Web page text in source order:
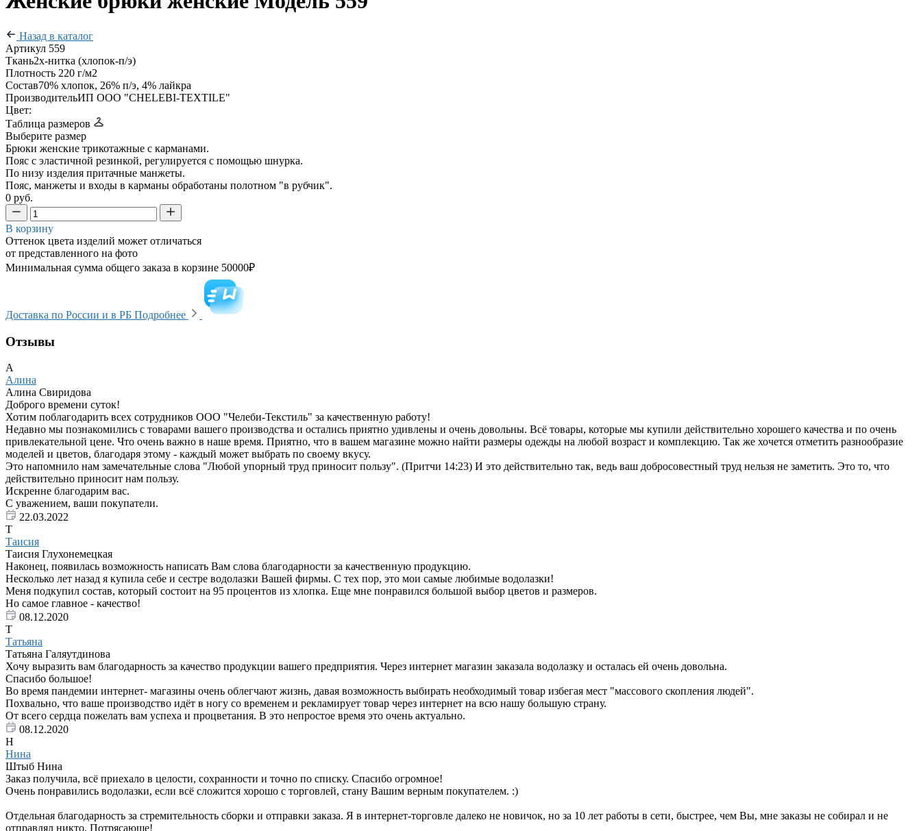
Назад в каталог
Артикул 559
Ткань2х-нитка (хлопок-п/э)
Плотность 220 г/м2
Состав70% хлопок, 26% п/э, 4% лайкра
ПроизводительИП ООО "CHELEBI-TEXTILE"
Цвет:
Таблица размеров
Выберите размер
Брюки женские трикотажные с карманами.
Пояс с эластичной резинкой, регулируется с помощью шнурка.
По низу изделия притачные манжеты.
Пояс, манжеты и входы в карманы обработаны полотном "в рубчик".
0 руб.
В корзину
Оттенок цвета изделий может отличаться
от представленного на фото
Минимальная сумма общего заказа в корзине 50000₽
Доставка по России и в РБ Подробнее
Отзывы
А
Алина
Алина Свиридова
Доброго времени суток!
Хотим поблагодарить всех сотрудников ООО "Челеби-Текстиль" за качественную работу!
Недавно мы познакомились с товарами вашего производства и остались приятно удивлены и очень довольны. Всё товары, которые мы купили действительно хорошего качества и по очень
привлекательной цене. Что очень важно в наше время. Приятно, что в вашем магазине можно найти размеры одежды на любой возраст и комплекцию. Так же хочется отметить разнообразие
моделей и цветов, благодаря этому - каждый может выбрать по своему вкусу.
Это напомнило нам замечательные слова "Любой упорный труд приносит пользу". (Притчи 14:23) И это действительно так, ведь ваш добросовестный труд нельзя не заметить. Это то, что
действительно приносит нам пользу.
Искренне благодарим вас.
С уважением, ваши покупатели.
22.03.2022
Т
Таисия
Таисия Глухонемецкая
Наконец, появилась возможность написать Вам слова благодарности за качественную продукцию.
Несколько лет назад я купила себе и сестре водолазки Вашей фирмы. С тех пор, это мои самые любимые водолазки!
Меня подкупил состав, который состоит на 95 процентов из хлопка. Еще мне понравился большой выбор цветов и размеров.
Но самое главное - качество!
08.12.2020
Т
Татьяна
Татьяна Галяутдинова
Хочу выразить вам благодарность за качество продукции вашего предприятия. Через интернет магазин заказала водолазку и осталась ей очень довольна.
Спасибо большое!
Во время пандемии интернет- магазины очень облегчают жизнь, давая возможность выбирать необходимый товар избегая мест "массового скопления людей".
Похвально, что ваше производство идёт в ногу со временем и рекламирует товар через интернет на всю нашу большую страну.
От всего сердца пожелать вам успеха и процветания. В это непростое время это очень актуально.
08.12.2020
Н
Нина
Штыб Нина
Заказ получила, всё приехало в целости, сохранности и точно по списку. Спасибо огромное!
Очень понравились водолазки, если всё сложится хорошо с торговлей, стану Вашим верным покупателем. :)
Отдельная благодарность за стремительность сборки и отправки заказа. Я в интернет-торговле далеко не новичок, но за 10 лет работы в сети, быстрее, чем Вы, мне заказы не собирал и не
отправлял никто. Потрясающе!